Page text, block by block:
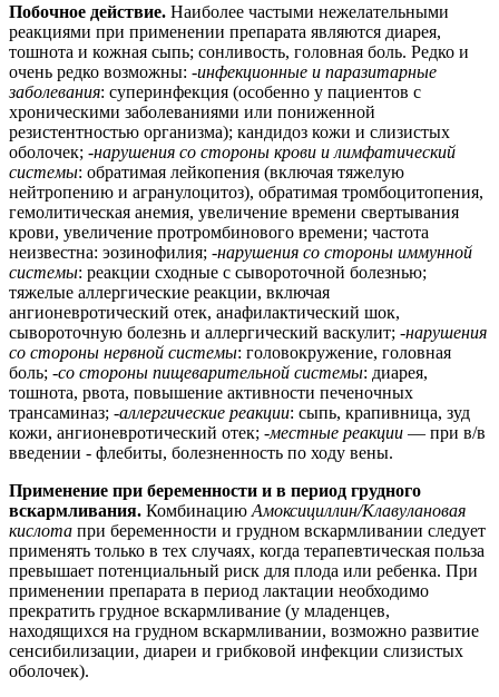
Побочное действие. Наиболее частыми нежелательными
реакциями при применении препарата являются диарея,
тошнота и кожная сыпь; сонливость, головная боль. Редко и
очень редко возможны: -инфекционные и паразитарные
заболевания: суперинфекция (особенно у пациентов с
хроническими заболеваниями или пониженной
резистентностью организма); кандидоз кожи и слизистых
оболочек; -нарушения со стороны крови и лимфатический
системы: обратимая лейкопения (включая тяжелую
нейтропению и агранулоцитоз), обратимая тромбоцитопения,
гемолитическая анемия, увеличение времени свертывания
крови, увеличение протромбинового времени; частота
неизвестна: эозинофилия; -нарушения со стороны иммунной
системы: реакции сходные с сывороточной болезнью;
тяжелые аллергические реакции, включая
ангионевротический отек, анафилактический шок,
сывороточную болезнь и аллергический васкулит; -нарушения
со стороны нервной системы: головокружение, головная
боль; -со стороны пищеварительной системы: диарея,
тошнота, рвота, повышение активности печеночных
трансаминаз; -аллергические реакции: сыпь, крапивница, зуд
кожи, ангионевротический отек; -местные реакции — при в/в
введении - флебиты, болезненность по ходу вены.
Применение при беременности и в период грудного
вскармливания. Комбинацию Амоксициллин/Клавулановая
кислота при беременности и грудном вскармливании следует
применять только в тех случаях, когда терапевтическая польза
превышает потенциальный риск для плода или ребенка. При
применении препарата в период лактации необходимо
прекратить грудное вскармливание (у младенцев,
находящихся на грудном вскармливании, возможно развитие
сенсибилизации, диареи и грибковой инфекции слизистых
оболочек).